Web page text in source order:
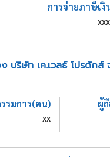
การจ่ายภาษีเ
บริษัท เค.เวลธ์ โปรดักส์
รมการ(คน)
xx
ผู้